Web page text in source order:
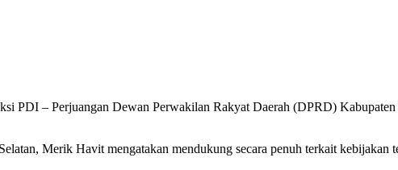
PDI – Perjuangan Dewan Perwakilan Rakyat Daerah (DPRD)
Merik Havit mengatakan mendukung secara penuh terkait kebijakan